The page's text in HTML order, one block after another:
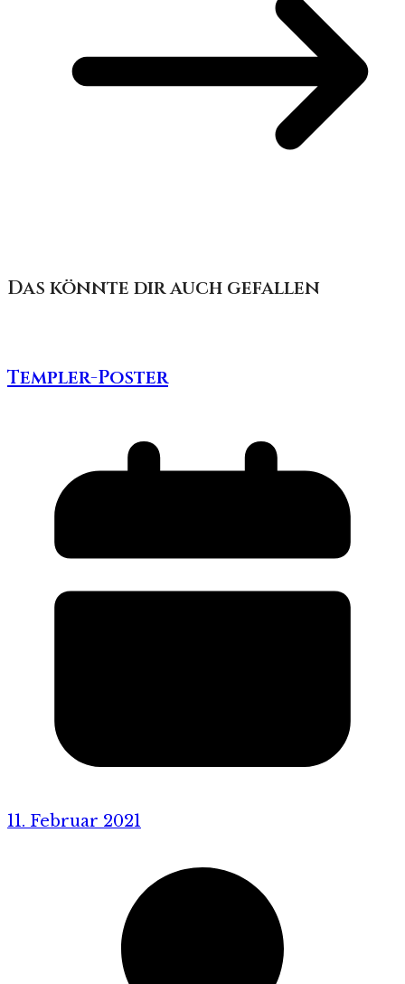
Das könnte dir auch gefallen
Templer-Poster
11. Februar 2021